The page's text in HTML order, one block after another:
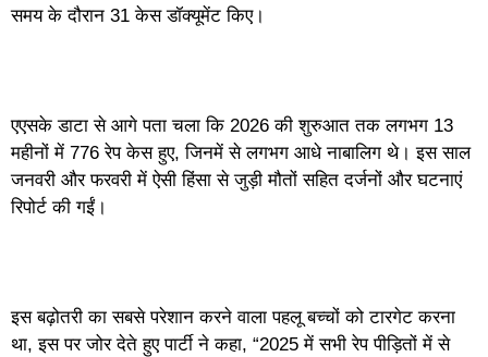
समय के दौरान 31 केस डॉक्यूमेंट किए।
एएसके डाटा से आगे पता चला कि 2026 की शुरुआत तक लगभग 13
महीनों में 776 रेप केस हुए, जिनमें से लगभग आधे नाबालिग थे। इस साल
जनवरी और फरवरी में ऐसी हिंसा से जुड़ी मौतों सहित दर्जनों और घटनाएं
रिपोर्ट की गईं।
इस बढ़ोतरी का सबसे परेशान करने वाला पहलू बच्चों को टारगेट करना
था, इस पर जोर देते हुए पार्टी ने कहा, “2025 में सभी रेप पीड़ितों में से